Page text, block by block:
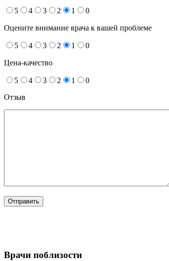
5 4 3 2 1 0
Оцените внимание врача к вашей проблеме
5 4 3 2 1 0
Цена-качество
5 4 3 2 1
0
Отзыв
Врачи поблизости